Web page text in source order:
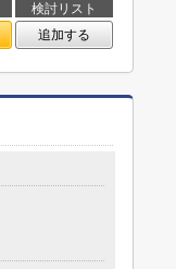
検討リスト
追加する